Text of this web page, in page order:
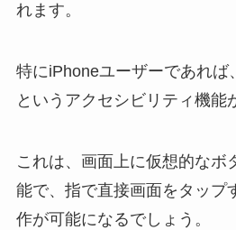
れます。
特にiPhoneユーザーであれば
というアクセシビリティ機能
これは、画面上に仮想的なボ
能で、指で直接画面をタップ
作が可能になるでしょう。